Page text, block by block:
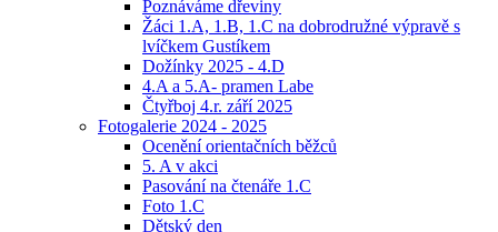
Poznáváme dřeviny
Žáci 1.A, 1.B, 1.C na dobrodružné výpravě s
lvíčkem Gustíkem
Dožínky 2025 - 4.D
4.A a 5.A- pramen Labe
Čtyřboj 4.r. září 2025
Fotogalerie 2024 - 2025
Ocenění orientačních běžců
5. A v akci
Pasování na čtenáře 1.C
Foto 1.C
Dětský den